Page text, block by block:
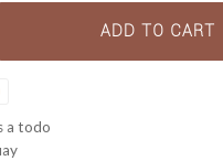
ADD TO CART
a todo